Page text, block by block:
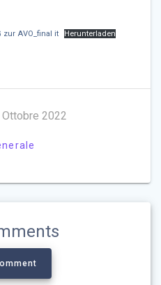
zur AVO_final it Herunterladen
Ottobre 2022